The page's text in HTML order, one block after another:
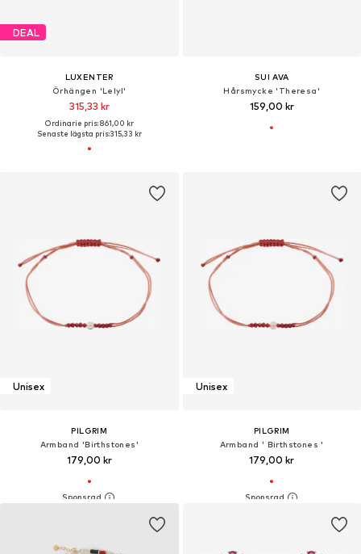
DEAL
LUXENTER
Örhängen 'Lelyl'
315,33 kr
Ordinarie pris: 861,00 kr
Senaste lägsta pris:315,33 kr
SUI AVA
Hårsmycke 'Theresa'
159,00 kr
Unisex
PILGRIM
Armband 'Birthstones'
179,00 kr
Unisex
PILGRIM
Armband ' Birthstones '
179,00 kr